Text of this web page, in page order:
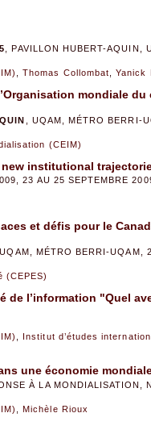
, PAVILLON HUBERT-AQUIN,
,Thomas Collombat ,Yanick
mondiale du
, UQAM, MÉTRO BERRI-
(CEIM)
institutional
23 AU 25 SEPTEMBRE
et défis pour le
UQAM, MÉTRO BERRI-UQAM,
(CEPES)
de l’information "Quel
,
Institut d’études
une économie
À LA MONDIALISATION,
,Michèle Rioux